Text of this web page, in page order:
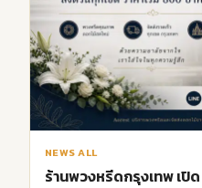
NEWS ALL
ร้านพวงหรีดกรุงเทพ เปิ